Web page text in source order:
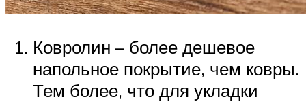
Ковролин – более дешевое
напольное покрытие, чем ковры.
Тем более, что для укладки